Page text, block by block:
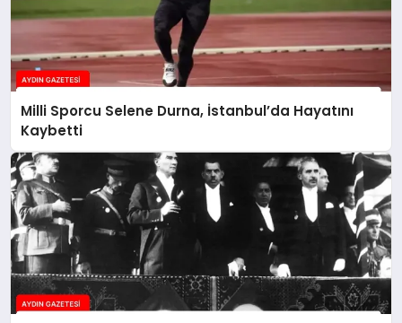
Milli Sporcu Selene Durna, İstanbul’da Hayatını
Kaybetti